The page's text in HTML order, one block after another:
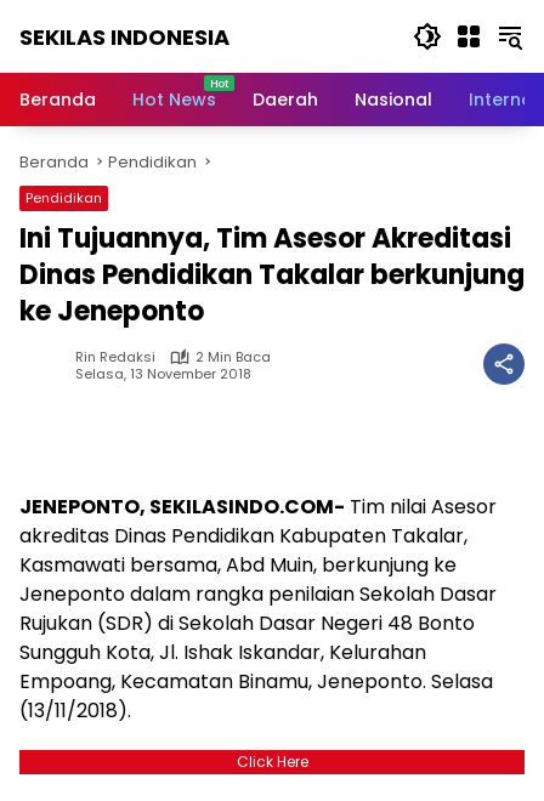
SEKILAS INDONESIA
Terkini,
Latest
World,
Headlines,
News
Today
Beranda Hot News Daerah Nasional
Beranda Pendidikan
Pendidikan
Ini Tujuannya, Tim Asesor Akreditasi
Dinas Pendidikan Takalar berkunjung
ke Jeneponto
Rin Redaksi
2 Min Baca
Selasa, 13 November 2018
JENEPONTO, SEKILASINDO.COM- Tim nilai Asesor
akreditas Dinas Pendidikan Kabupaten Takalar,
Kasmawati bersama, Abd Muin, berkunjung ke
Jeneponto dalam rangka penilaian Sekolah Dasar
Rujukan (SDR) di Sekolah Dasar Negeri 48 Bonto
Sungguh Kota, Jl. Ishak Iskandar, Kelurahan
Empoang, Kecamatan Binamu, Jeneponto. Selasa
(13/11/2018).
Click Here